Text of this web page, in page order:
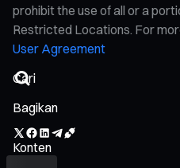
prohibit the use of all or a
Restricted Locations. For
User Agreement
Bagikan
Konten